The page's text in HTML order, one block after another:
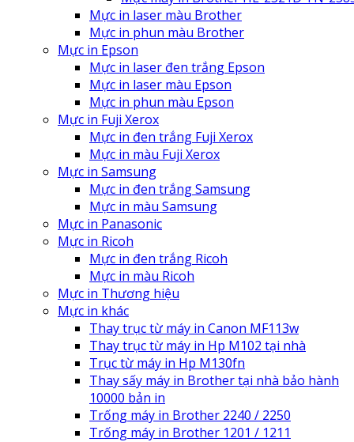
Mực in laser màu Brother
Mực in phun màu Brother
Mực in Epson
Mực in laser đen trắng Epson
Mực in laser màu Epson
Mực in phun màu Epson
Mực in Fuji Xerox
Mực in đen trắng Fuji Xerox
Mực in màu Fuji Xerox
Mực in Samsung
Mực in đen trắng Samsung
Mực in màu Samsung
Mực in Panasonic
Mực in Ricoh
Mực in đen trắng Ricoh
Mực in màu Ricoh
Mực in Thương hiệu
Mực in khác
Thay trục từ máy in Canon MF113w
Thay trục từ máy in Hp M102 tại nhà
Trục từ máy in Hp M130fn
Thay sấy máy in Brother tại nhà bảo hành
10000 bản in
Trống máy in Brother 2240 / 2250
Trống máy in Brother 1201 / 1211